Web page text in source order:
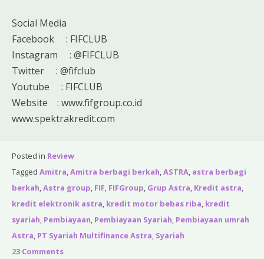
Social Media
Facebook : FIFCLUB
Instagram : @FIFCLUB
Twitter : @fifclub
Youtube : FIFCLUB
Website : www.fifgroup.co.id
www.spektrakredit.com
Posted in Review
Tagged Amitra,Amitra berbagi berkah,ASTRA, astra berbagi
berkah,Astra group, FIF, FIFGroup, Grup Astra, Kredit astra,
kredit elektronik astra, kredit motor bebas riba, kredit
syariah, Pembiayaan, Pembiayaan Syariah, Pembiayaan umrah
Astra, PT Syariah Multifinance Astra, Syariah
23 Comments